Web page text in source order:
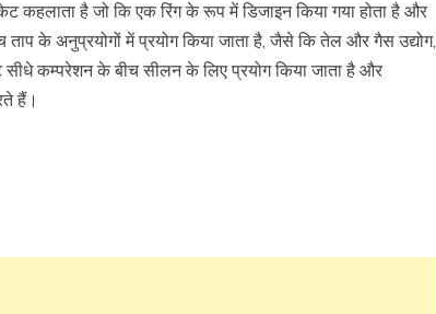
है जो कि एक रिंग के रूप में डिजाइन किया गया होता है और
के अनुप्रयोगों में प्रयोग किया जाता है, जैसे कि तेल और गैस उद्योग,
सीधे कम्परेशन के बीच सीलन के लिए प्रयोग किया जाता है और
हैं।